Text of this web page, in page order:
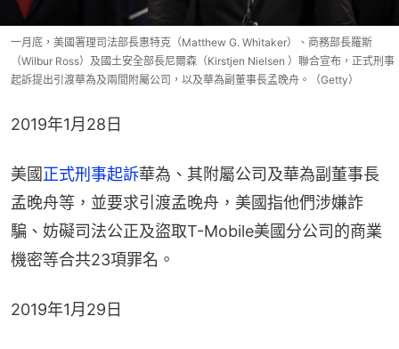
一月底，美國署理司法部長惠特克（Matthew G. Whitaker）、商務部長羅斯
（Wilbur Ross）及國土安全部長尼爾森（Kirstjen Nielsen ）聯合宣布，正式刑事
起訴提出引渡華為及兩間附屬公司，以及華為副董事長孟晚舟。（Getty）
2019年1月28日​
美國正式刑事起訴華為、其附屬公司及華為副董事長
孟晚舟等，並要求引渡孟晚舟，美國指他們涉嫌詐
騙、妨礙司法公正及盜取T-Mobile美國分公司的商業
機密等合共23項罪名。
2019年1月29日​